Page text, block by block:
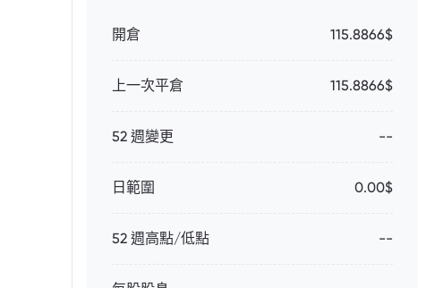
開倉 115.8866$
上一次平倉 115.8866$
52 週變更 --
日範圍 0.00$
52 週高點/低點 --